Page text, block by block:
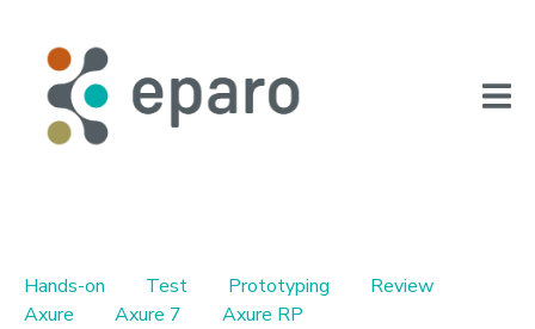
Hands-on Test Prototyping
Review
Axure
Axure 7 Axure RP